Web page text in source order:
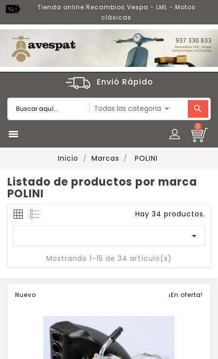
Tienda online Recambios Vespa - LML - Motos
clásicas
Envió Rápido

0
Inicio Marcas POLINI
Listado de productos por marca
POLINI
Hay 34 productos.

Mostrando 1-15 de 34 artículo(s)
¡En oferta!
Nuevo